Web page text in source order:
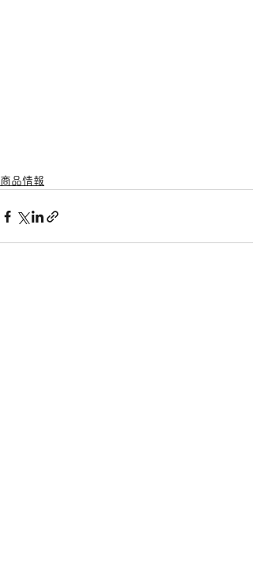
商品情報